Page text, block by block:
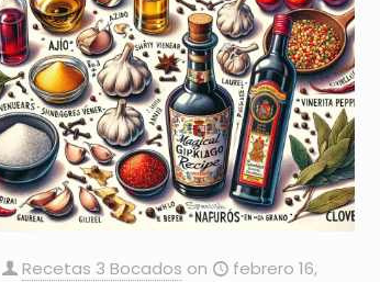
Recetas 3 Bocados on
febrero 16,